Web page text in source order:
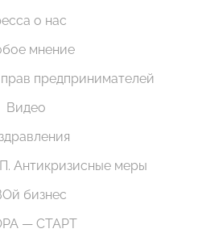
о нас
мнение
предпринимателей
Видео
Антикризисные меры
бизнес
— СТАРТ